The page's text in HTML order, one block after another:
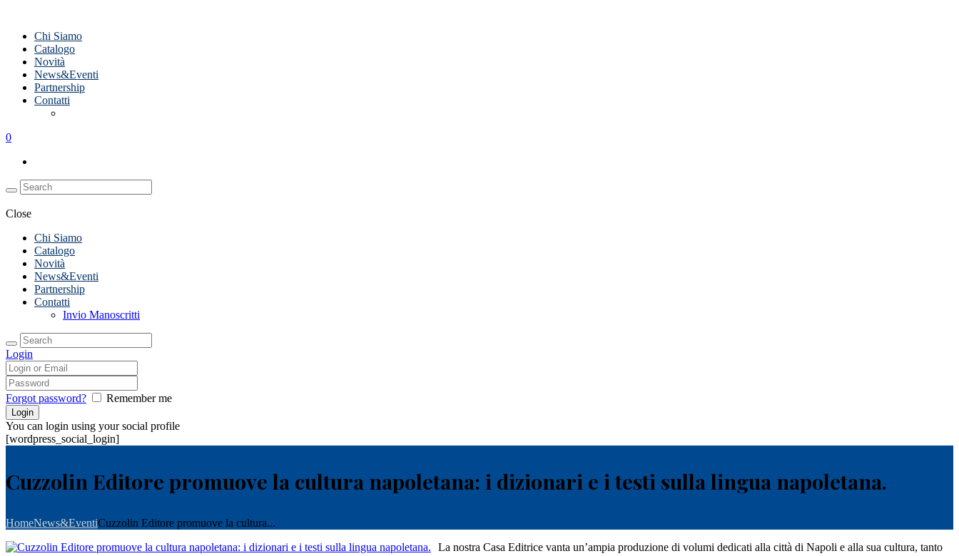
Chi Siamo
Catalogo
Novità
News&Eventi
Partnership
Contatti
0
Close
Chi Siamo
Catalogo
Novità
News&Eventi
Partnership
Contatti
Invio Manoscritti
Login
Forgot password? Remember me
You can login using your social profile
[wordpress_social_login]
Cuzzolin Editore promuove la cultura napoletana: i dizionari e i testi sulla lingua napoletana.
HomeNews&EventiCuzzolin Editore promuove la cultura...
La nostra Casa Editrice vanta un’ampia produzione di volumi dedicati alla città di Napoli e alla sua cultura, tanto